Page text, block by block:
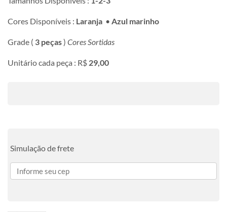
Cores Disponíveis : Laranja • Azul marinho
Grade ( 3 peças) Cores Sortidas
Unitário cada peça : R$ 29,00
Simulação de frete